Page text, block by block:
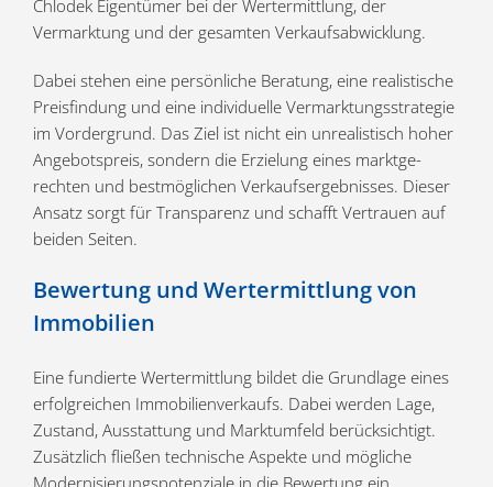
Chlodek Eigen­tümer bei der Wertermittlung, der
Vermarktung und der gesamten Verkaufsabwicklung.
Dabei stehen eine persön­liche Beratung, eine realis­tische
Preis­findung und eine indivi­duelle Vermark­tungs­stra­tegie
im Vorder­grund. Das Ziel ist nicht ein unrea­lis­tisch hoher
Angebots­preis, sondern die Erzielung eines markt­ge­
rechten und bestmög­lichen Verkaufs­er­geb­nisses. Dieser
Ansatz sorgt für Trans­parenz und schafft Vertrauen auf
beiden Seiten.
Bewertung und Wertermittlung von
Immobilien
Eine fundierte Wertermittlung bildet die Grundlage eines
erfolg­reichen Immobi­li­en­ver­kaufs. Dabei werden Lage,
Zustand, Ausstattung und Markt­umfeld berück­sichtigt.
Zusätzlich fließen technische Aspekte und mögliche